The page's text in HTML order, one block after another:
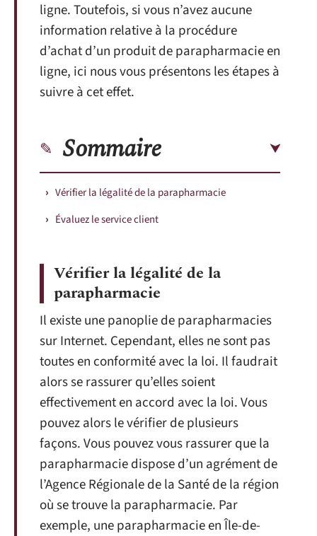
ligne. Toutefois, si vous n’avez aucune
information relative à la procédure
d’achat d’un produit de parapharmacie en
ligne, ici nous vous présentons les étapes à
suivre à cet effet.
Sommaire
Vérifier la légalité de la parapharmacie
Évaluez le service client
Vérifier la légalité de la
parapharmacie
Il existe une panoplie de parapharmacies
sur Internet. Cependant, elles ne sont pas
toutes en conformité avec la loi. Il faudrait
alors se rassurer qu’elles soient
effectivement en accord avec la loi. Vous
pouvez alors le vérifier de plusieurs
façons. Vous pouvez vous rassurer que la
parapharmacie dispose d’un agrément de
l’Agence Régionale de la Santé de la région
où se trouve la parapharmacie. Par
exemple, une parapharmacie en Île-de-